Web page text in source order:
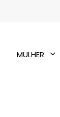
MULHER